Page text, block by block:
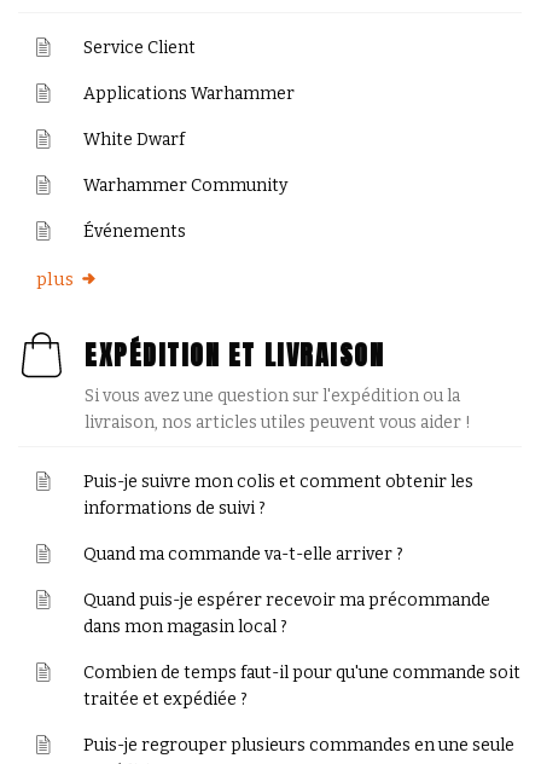
Service Client
Applications Warhammer
White Dwarf
Warhammer Community
Événements
plus
EXPÉDITION ET LIVRAISON
Si vous avez une question sur l'expédition ou la
livraison, nos articles utiles peuvent vous aider !
Puis-je suivre mon colis et comment obtenir les
informations de suivi ?
Quand ma commande va-t-elle arriver ?
Quand puis-je espérer recevoir ma précommande
dans mon magasin local ?
Combien de temps faut-il pour qu'une commande soit
traitée et expédiée ?
Puis-je regrouper plusieurs commandes en une seule